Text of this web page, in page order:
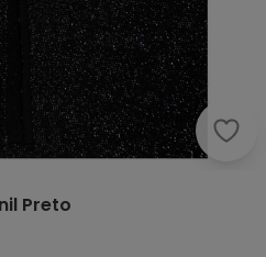
Preto